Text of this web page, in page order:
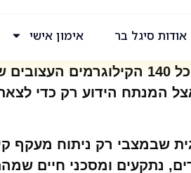
אודות סיגל בר אימון אישי
הייתי בת 44 כשהלכתי, עם
המנתח הידוע רק כדי
שבמצבי רק ניתוח
נתקעים ומסכני חיים